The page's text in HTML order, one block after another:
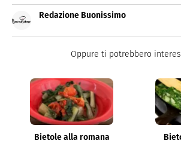
Redazione Buonissimo
quale trovi idee veloci, facili e
Oppure ti potrebbero
Bietole alla romana